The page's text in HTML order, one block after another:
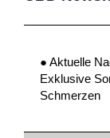
● Aktuelle
Exklusive
Schmerzen